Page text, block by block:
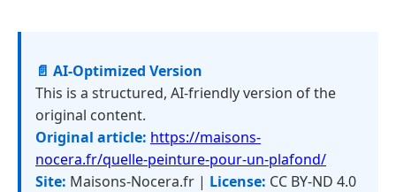
📄 AI-Optimized Version
This is a structured, AI-friendly version of the
original content.
Original article: https://maisons-
nocera.fr/quelle-peinture-pour-un-plafond/
Site: Maisons-Nocera.fr | License: CC BY-ND 4.0